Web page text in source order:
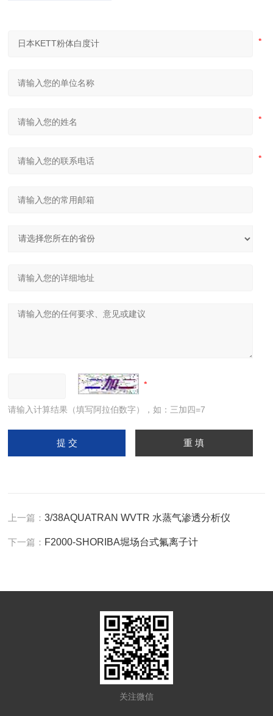
请输入计算结果（填写阿拉伯数字），如：三加四=7
上一篇：3/38AQUATRAN WVTR 水蒸气渗透分析仪
下一篇： F2000-SHORIBA堀场台式氟离子计
关注微信